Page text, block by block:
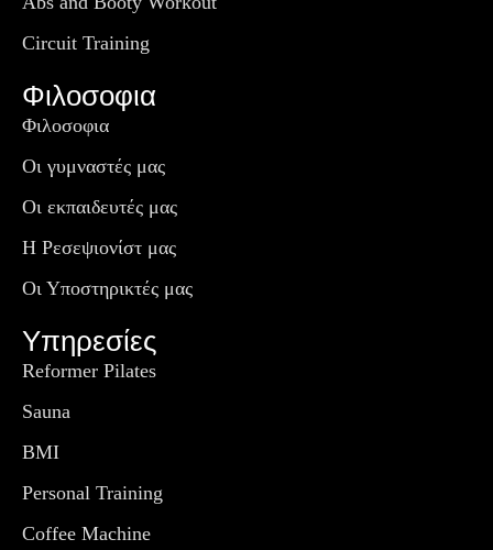
Circuit Training
Φιλοσοφια
Φιλοσοφια
Οι γυμναστές μας
Οι εκπαιδευτές μας
Η Ρεσεψιονίστ μας
Οι Υποστηρικτές μας
Υπηρεσίες
Reformer Pilates
Sauna
BMI
Personal Training
Coffee Machine